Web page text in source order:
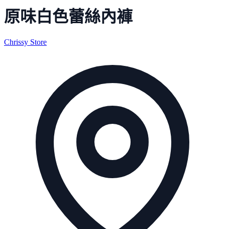
原味白色蕾絲內褲
Chrissy Store